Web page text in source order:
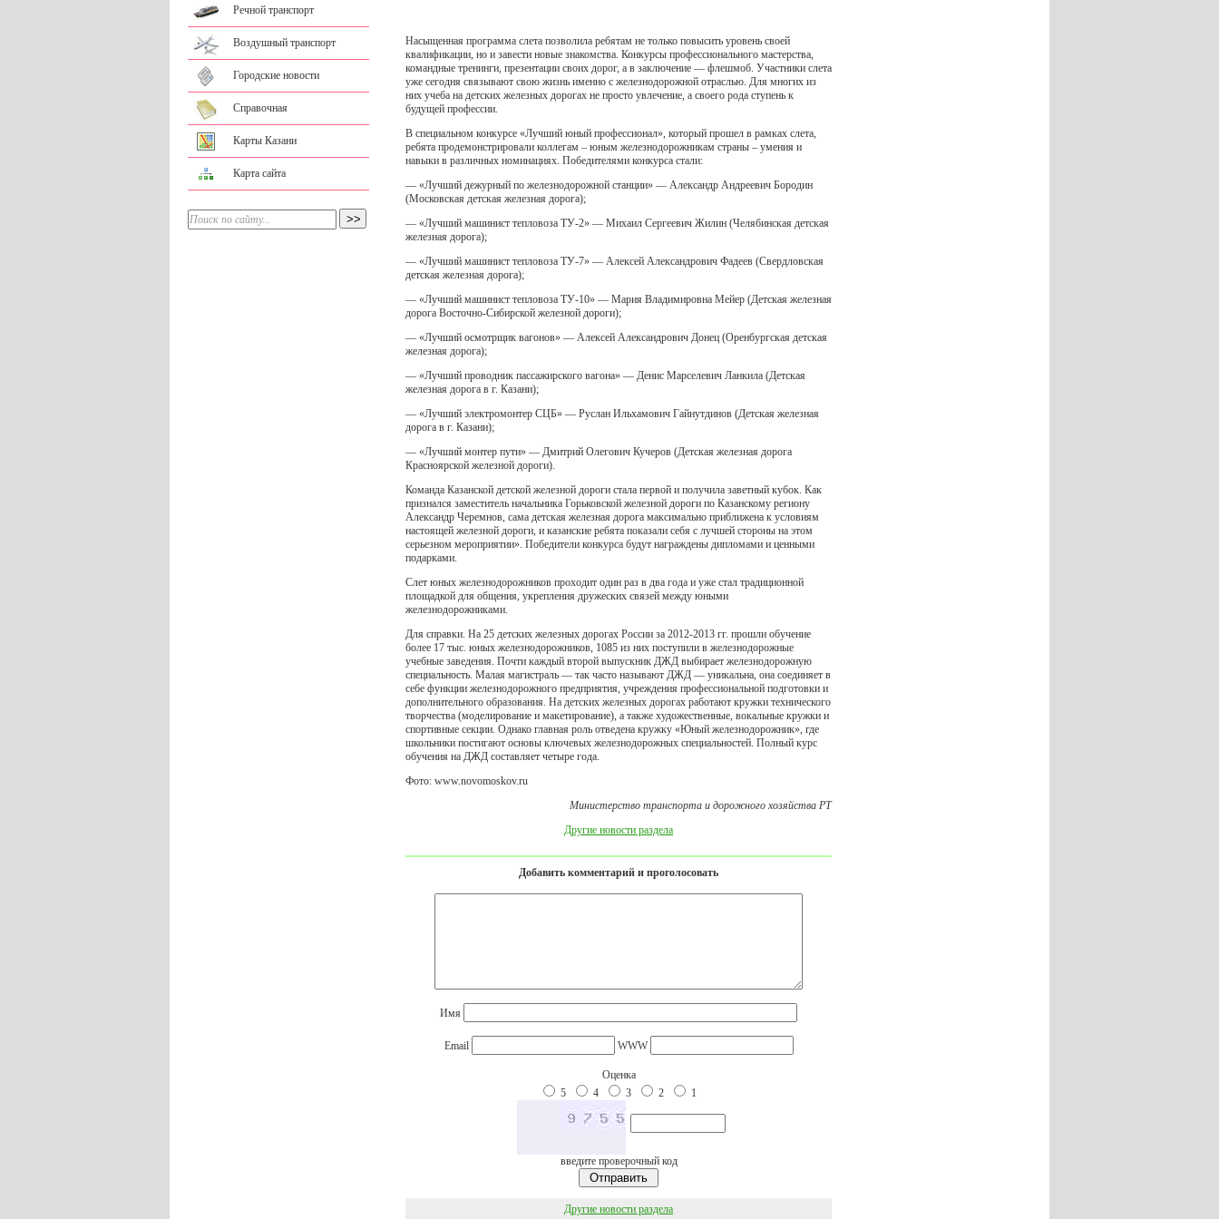
Речной транспорт
Воздушный транспорт
Городские новости
Справочная
Карты Казани
Карта сайта
Насыщенная программа слета позволила ребятам не только повысить уровень своей
квалификации, но и завести новые знакомства. Конкурсы профессионального мастерства,
командные тренинги, презентации своих дорог, а в заключение — флешмоб. Участники слета
уже сегодня связывают свою жизнь именно с железнодорожной отраслью. Для многих из
них учеба на детских железных дорогах не просто увлечение, а своего рода ступень к
будущей профессии.
В специальном конкурсе «Лучший юный профессионал», который прошел в рамках слета,
ребята продемонстрировали коллегам – юным железнодорожникам страны – умения и
навыки в различных номинациях. Победителями конкурса стали:
— «Лучший дежурный по железнодорожной станции» — Александр Андреевич Бородин
(Московская детская железная дорога);
— «Лучший машинист тепловоза ТУ-2» — Михаил Сергеевич Жилин (Челябинская детская
железная дорога);
— «Лучший машинист тепловоза ТУ-7» — Алексей Александрович Фадеев (Свердловская
детская железная дорога);
— «Лучший машинист тепловоза ТУ-10» — Мария Владимировна Мейер (Детская железная
дорога Восточно-Сибирской железной дороги);
— «Лучший осмотрщик вагонов» — Алексей Александрович Донец (Оренбургская детская
железная дорога);
— «Лучший проводник пассажирского вагона» — Денис Марселевич Ланкила (Детская
железная дорога в г. Казани);
— «Лучший электромонтер СЦБ» — Руслан Ильхамович Гайнутдинов (Детская железная
дорога в г. Казани);
— «Лучший монтер пути» — Дмитрий Олегович Кучеров (Детская железная дорога
Красноярской железной дороги).
Команда Казанской детской железной дороги стала первой и получила заветный кубок. Как
признался заместитель начальника Горьковской железной дороги по Казанскому региону
Александр Черемнов, сама детская железная дорога максимально приближена к условиям
настоящей железной дороги, и казанские ребята показали себя с лучшей стороны на этом
серьезном мероприятии». Победители конкурса будут награждены дипломами и ценными
подарками.
Слет юных железнодорожников проходит один раз в два года и уже стал традиционной
площадкой для общения, укрепления дружеских связей между юными
железнодорожниками.
Для справки. На 25 детских железных дорогах России за 2012-2013 гг. прошли обучение
более 17 тыс. юных железнодорожников, 1085 из них поступили в железнодорожные
учебные заведения. Почти каждый второй выпускник ДЖД выбирает железнодорожную
специальность. Малая магистраль — так часто называют ДЖД — уникальна, она соединяет в
себе функции железнодорожного предприятия, учреждения профессиональной подготовки и
дополнительного образования. На детских железных дорогах работают кружки технического
творчества (моделирование и макетирование), а также художественные, вокальные кружки и
спортивные секции. Однако главная роль отведена кружку «Юный железнодорожник», где
школьники постигают основы ключевых железнодорожных специальностей. Полный курс
обучения на ДЖД составляет четыре года.
Фото: www.novomoskov.ru
Министерство транспорта и дорожного хозяйства РТ
Другие новости раздела
Добавить комментарий и проголосовать
Имя
Email WWW
Оценка
5
4 3 2 1
введите проверочный код
Другие новости раздела